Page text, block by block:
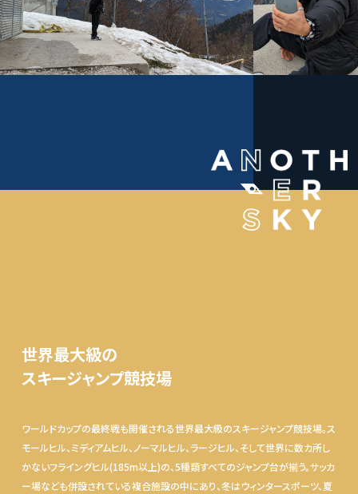
世界最大級の
スキージャンプ競技場
ワールドカップの最終戦も開催される世界最大級のスキージャンプ競技場。ス
モールヒル、ミディアムヒル、ノーマルヒル、ラージヒル、そして世界に数カ所し
かないフライングヒル(185m以上)の、5種類すべてのジャンプ台が揃う。サッカ
ー場なども併設されている複合施設の中にあり、冬はウィンタースポーツ、夏